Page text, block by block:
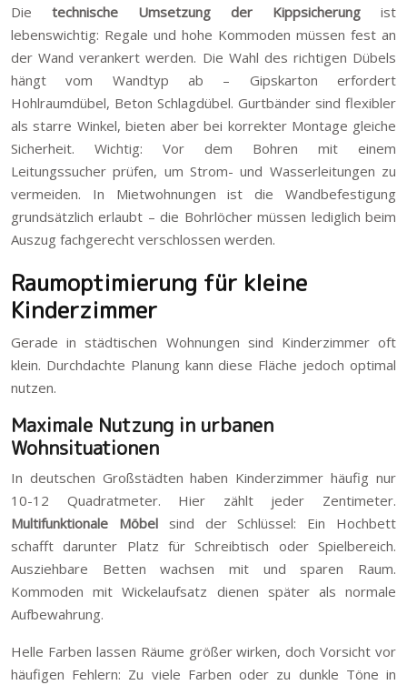
Die technische Umsetzung der Kippsicherung ist
lebenswichtig: Regale und hohe Kommoden müssen fest an
der Wand verankert werden. Die Wahl des richtigen Dübels
hängt vom Wandtyp ab – Gipskarton erfordert
Hohlraumdübel, Beton Schlagdübel. Gurtbänder sind flexibler
als starre Winkel, bieten aber bei korrekter Montage gleiche
Sicherheit. Wichtig: Vor dem Bohren mit einem
Leitungssucher prüfen, um Strom- und Wasserleitungen zu
vermeiden. In Mietwohnungen ist die Wandbefestigung
grundsätzlich erlaubt – die Bohrlöcher müssen lediglich beim
Auszug fachgerecht verschlossen werden.
Raumoptimierung für kleine
Kinderzimmer
Gerade in städtischen Wohnungen sind Kinderzimmer oft
klein. Durchdachte Planung kann diese Fläche jedoch optimal
nutzen.
Maximale Nutzung in urbanen
Wohnsituationen
In deutschen Großstädten haben Kinderzimmer häufig nur
10-12 Quadratmeter. Hier zählt jeder Zentimeter.
Multifunktionale Möbelsind der Schlüssel: Ein Hochbett
schafft darunter Platz für Schreibtisch oder Spielbereich.
Ausziehbare Betten wachsen mit und sparen Raum.
Kommoden mit Wickelaufsatz dienen später als normale
Aufbewahrung.
Helle Farben lassen Räume größer wirken, doch Vorsicht vor
häufigen Fehlern: Zu viele Farben oder zu dunkle Töne in